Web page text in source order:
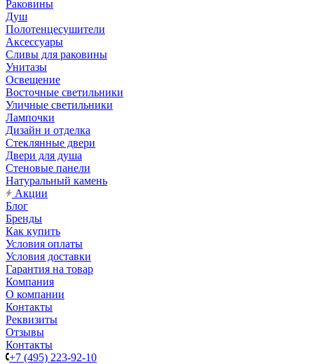
Раковины
Душ
Полотенцесушители
Аксессуары
Сливы для раковины
Унитазы
Освещение
Восточные светильники
Уличные светильники
Лампочки
Дизайн и отделка
Стеклянные двери
Двери для душа
Стеновые панели
Натуральный камень
Акции
Блог
Бренды
Как купить
Условия оплаты
Условия доставки
Гарантия на товар
Компания
О компании
Контакты
Реквизиты
Отзывы
Контакты
+7 (495) 223-92-10